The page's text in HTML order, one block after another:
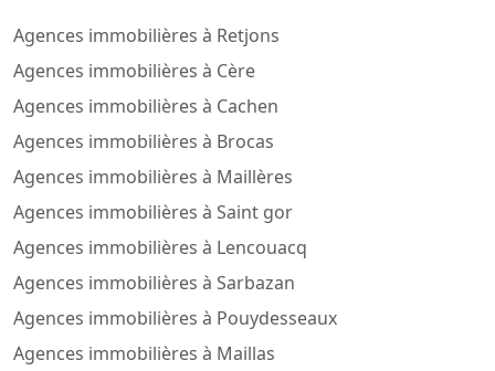
Agences immobilières à Retjons
Agences immobilières à Cère
Agences immobilières à Cachen
Agences immobilières à Brocas
Agences immobilières à Maillères
Agences immobilières à Saint gor
Agences immobilières à Lencouacq
Agences immobilières à Sarbazan
Agences immobilières à Pouydesseaux
Agences immobilières à Maillas